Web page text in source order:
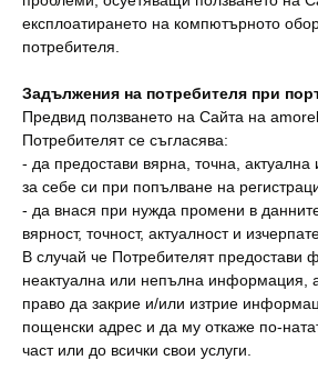
експлоатирането на компютърното
потребителя.
Задължения на потребителя при
Предвид ползването на Сайта на
Потребителят се съгласява:
- да предостави вярна, точна,
за себе си при попълване на
- да внася при нужда промени в
вярност, точност, актуалност и
В случай че Потребителят предостави
неактуална или непълна информация,
право да закрие и/или изтрие
пощенски адрес и да му откаже по-
част или до всички свои услуги.